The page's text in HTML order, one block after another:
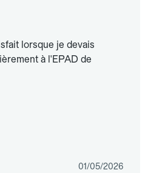
lorsque je devais
à l'EPAD de
01/05/2026